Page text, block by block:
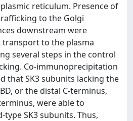
reticulum. Presence of
to the Golgi
downstream were
to the plasma
several steps in the control
Co-immunoprecipitation
that SK3 subunits lacking the
or the distal C-terminus,
were able to
SK3 subunits. Thus,